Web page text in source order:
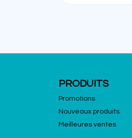
PRODUITS
Promotions
Nouveaux produits
Meilleures ventes